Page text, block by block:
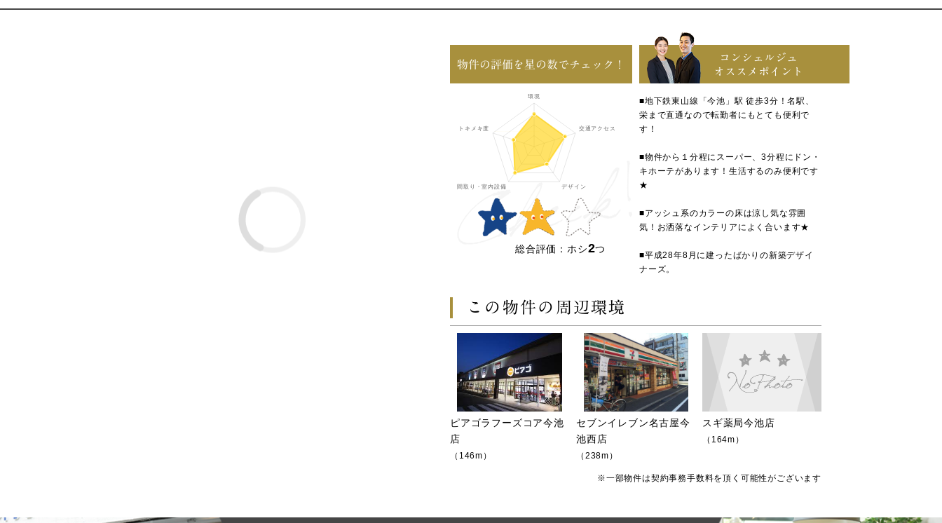
物件の評価を星の数でチェック！
総合評価：ホシ2つ
コンシェルジュ
オススメポイント
■地下鉄東山線「今池」駅 徒歩3分！名駅、
栄まで直通なので転勤者にもとても便利で
す！
■物件から１分程にスーパー、3分程にドン・
キホーテがあります！生活するのみ便利です
★
■アッシュ系のカラーの床は涼し気な雰囲
気！お洒落なインテリアによく合います★
■平成28年8月に建ったばかりの新築デザイ
ナーズ。
この物件の周辺環境
ピアゴラフーズコア今池
店
（146m）
セブンイレブン名古屋今
池西店
（238m）
スギ薬局今池店
（164m）
※一部物件は契約事務手数料を頂く可能性がございます